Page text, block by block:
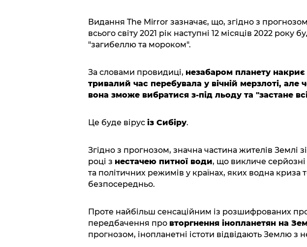
Видання The Mirror зазначає, що, згідно з
всього світу 2021 рік наступні 12 місяців 2022 року
"загибеллю та мороком".
За словами провидиці, незабаром планету
тривалий час перебувала у вічній мерзлоті, але
вона зможе вибратися з-під льоду та "застане
Це буде вірус із Сибіру.
Згідно з прогнозом, значна частина жителів Землі
році з нестачею питної води, що викличе
та політичних режимів у країнах, яких водна криза
безпосередньо.
Проте найбільш сенсаційним із розшифрованих
передбачення про вторгнення інопланетян на
прогнозом, інопланетні істоти відвідають Землю з